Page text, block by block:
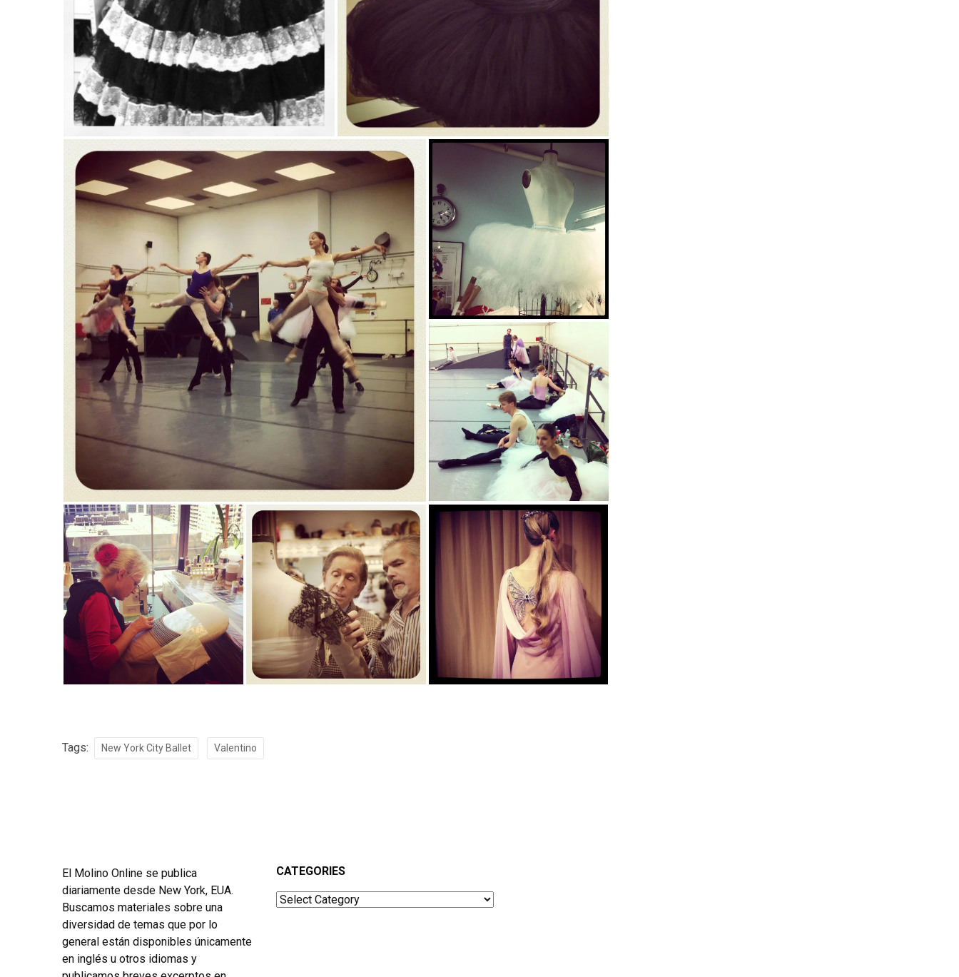
Tags: New York City Ballet Valentino
El Molino Online se publica
diariamente desde New York, EUA.
Buscamos materiales sobre una
diversidad de temas que por lo
general están disponibles únicamente
en inglés u otros idiomas y
CATEGORIES
Categories